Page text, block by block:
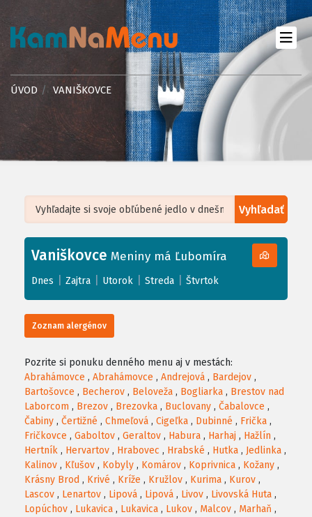
ÚVOD VANIŠKOVCE
Vyhľadať
+
−
Leaflet| ©OpenStreetMap, Tiles courtesy ofHumanitarian OpenStreetMap
Vaniškovce Meniny má Ľubomíra
Dnes Zajtra Utorok Streda Štvrtok
Zoznam alergénov
Pozrite si ponuku denného menu aj v mestách:
Abrahámovce , Abrahámovce , Andrejová , Bardejov ,
Bartošovce , Becherov , Beloveža , Bogliarka , Brestov nad
Laborcom , Brezov , Brezovka , Buclovany , Čabalovce ,
Čabiny , Čertižné , Chmeľová , Cigeľka , Dubinné , Frička ,
Fričkovce , Gaboltov , Geraltov , Habura , Harhaj , Hažlín ,
Hertník , Hervartov , Hrabovec , Hrabské , Hutka , Jedlinka ,
Kalinov , Kľušov , Kobyly , Komárov , Koprivnica , Kožany ,
Krásny Brod , Krivé , Kríže , Kružlov , Kurima , Kurov ,
Lascov , Lenartov , Lipová , Lipová , Livov , Livovská Huta ,
Lopúchov , Lukavica , Lukavica , Lukov , Malcov , Marhaň ,